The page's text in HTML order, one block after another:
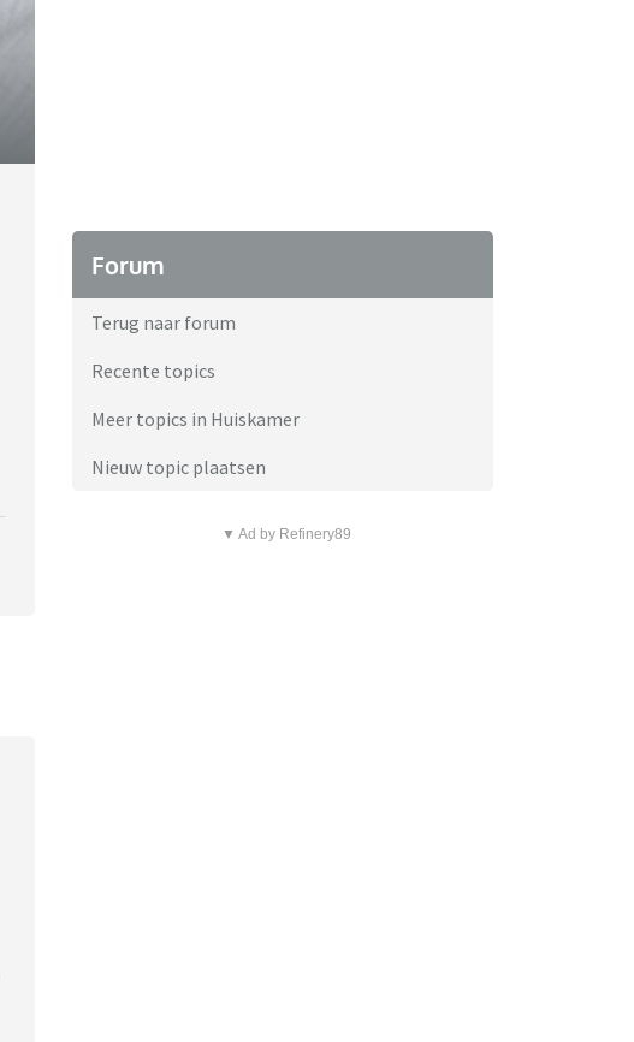
Forum
Terug naar forum
Recente topics
Meer topics in Huiskamer
Nieuw topic plaatsen
▼ Ad by Refinery89